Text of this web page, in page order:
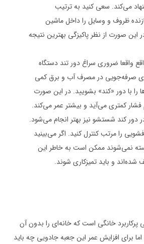
می‌کند. سعی کنید به ترتیب
ظروف و وسایل را داخل ماشین
این صورت از نظر پاکیزگی بهترین نتیجه
واقعا ضروری سراغ دور تند دستگاه
صرفه‌جویی در مصرف آب و برق کمی
را با دور «کند» بشویید. در این صورت
فشار کمتری می‌آید و بیشتر عمر می‌کند.
دور کند شستشو نیز بهتر انجام می‌شود.
را مرتب کنترل کنید. اگر می‌بینید
نمی‌شوند ممکن است به خاطر این
شده‌‌اند و باید تمیزکاری شوند.
پرکاربرد خانگی است که خانه‌ای را بدون آن
برای افزایش عمر این جعبه‌ جادویی چه باید